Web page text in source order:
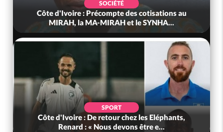
Précompte des cotisations au
MA-MIRAH et le SYNHA...
SPORT
De retour chez les Eléphants,
: « Nous devons être e...
Côte d'Ivoire :
le Sous-
Bénin : L'ancien
tête